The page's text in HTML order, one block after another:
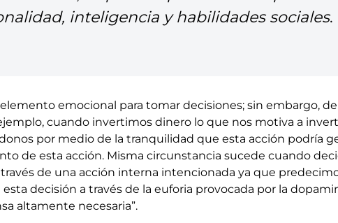
inteligencia y habilidades sociales.
emocional para tomar decisiones; sin embargo,
cuando invertimos dinero lo que nos motiva a
por medio de la tranquilidad que esta acción podría
de esta acción. Misma circunstancia sucede cuando
de una acción interna intencionada ya que
decisión a través de la euforia provocada por la
altamente necesaria”.